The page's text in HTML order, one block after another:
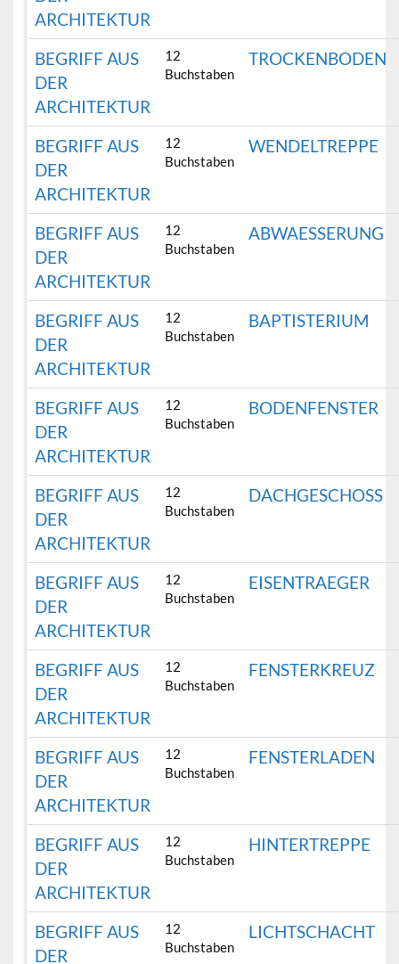
ARCHITEKTUR
BEGRIFF AUS
DER
ARCHITEKTUR
12
Buchstaben
TROCKENBODEN
BEGRIFF AUS
DER
ARCHITEKTUR
12
Buchstaben
WENDELTREPPE
BEGRIFF AUS
DER
ARCHITEKTUR
12
Buchstaben
ABWAESSERUNG
BEGRIFF AUS
DER
ARCHITEKTUR
12
Buchstaben
BAPTISTERIUM
BEGRIFF AUS
DER
ARCHITEKTUR
12
Buchstaben
BODENFENSTER
BEGRIFF AUS
DER
ARCHITEKTUR
12
Buchstaben
DACHGESCHOSS
BEGRIFF AUS
DER
ARCHITEKTUR
12
Buchstaben
EISENTRAEGER
BEGRIFF AUS
DER
ARCHITEKTUR
12
Buchstaben
FENSTERKREUZ
BEGRIFF AUS
DER
ARCHITEKTUR
12
Buchstaben
FENSTERLADEN
BEGRIFF AUS
DER
ARCHITEKTUR
12
Buchstaben
HINTERTREPPE
BEGRIFF AUS
DER
12
Buchstaben
LICHTSCHACHT